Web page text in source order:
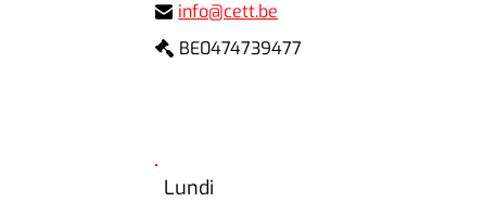
info@cett.be
BE0474739477
Lundi